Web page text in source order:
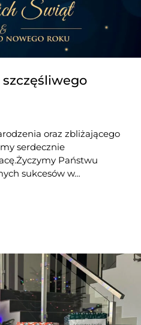
szczęśliwego
oraz zbliżającego
serdecznie
Państwu
sukcesów w…